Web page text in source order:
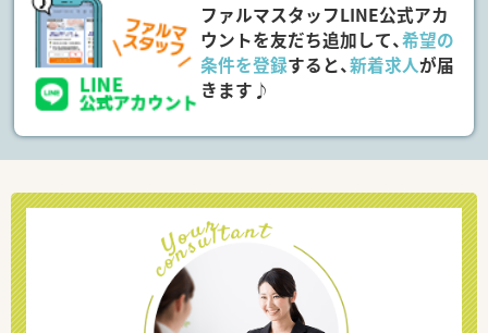
ファルマスタッフLINE公式アカ
ウントを友だち追加して、希望の
条件を登録すると、新着求人が届
きます♪